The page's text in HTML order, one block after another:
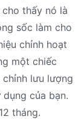
thấy nó là
sốc làm cho
chỉnh hoạt
một chiếc
lưu lượng
của bạn.
tháng.